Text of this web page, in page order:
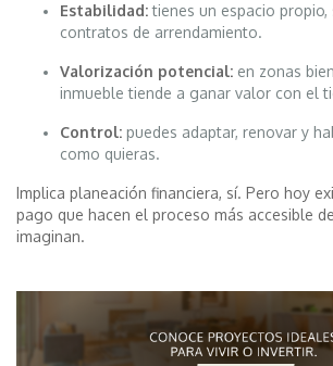
Estabilidad:tienes un espacio propio,
contratos de arrendamiento.
Valorización potencial: en zonas
inmueble tiende a ganar valor con el
Control: puedes adaptar, renovar y
como quieras.
Implica planeación financiera, sí. Pero hoy
pago que hacen el proceso más accesible
imaginan.